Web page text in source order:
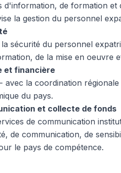
d'information, de formation
la gestion du personnel
sécurité du personnel
de la mise en oeuvre
et financière
avec la coordination
du pays.
et collecte de fonds
de communication
de communication, de
le pays de compétence.